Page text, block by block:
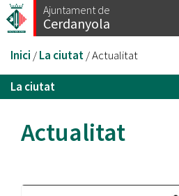
Vés
al
Ajuntament de
Cerdanyola
Esteu
aquí
Inici /La ciutat/Actualitat
La ciutat
Actualitat